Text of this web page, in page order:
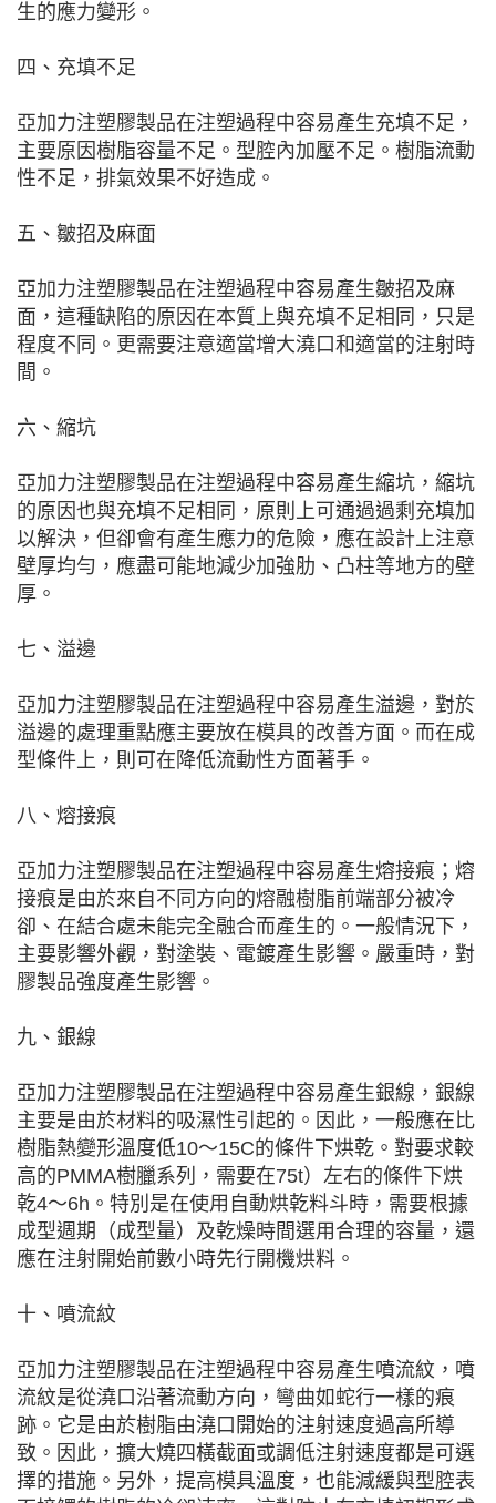
生的應力變形。
四、充填不足
亞加力注塑膠製品在注塑過程中容易產生充填不足，
主要原因樹脂容量不足。型腔內加壓不足。樹脂流動
性不足，排氣效果不好造成。
五、皺招及麻面
亞加力注塑膠製品在注塑過程中容易產生皺招及麻
面，這種缺陷的原因在本質上與充填不足相同，只是
程度不同。更需要注意適當增大澆口和適當的注射時
間。
六、縮坑
亞加力注塑膠製品在注塑過程中容易產生縮坑，縮坑
的原因也與充填不足相同，原則上可通過過剩充填加
以解決，但卻會有產生應力的危險，應在設計上注意
壁厚均勻，應盡可能地減少加強肋、凸柱等地方的壁
厚。
七、溢邊
亞加力注塑膠製品在注塑過程中容易產生溢邊，對於
溢邊的處理重點應主要放在模具的改善方面。而在成
型條件上，則可在降低流動性方面著手。
八、熔接痕
亞加力注塑膠製品在注塑過程中容易產生熔接痕；熔
接痕是由於來自不同方向的熔融樹脂前端部分被冷
卻、在結合處未能完全融合而產生的。一般情況下，
主要影響外觀，對塗裝、電鍍產生影響。嚴重時，對
膠製品強度產生影響。
九、銀線
亞加力注塑膠製品在注塑過程中容易產生銀線，銀線
主要是由於材料的吸濕性引起的。因此，一般應在比
樹脂熱變形溫度低10～15C的條件下烘乾。對要求較
高的PMMA樹臘系列，需要在75t）左右的條件下烘
乾4～6h。特別是在使用自動烘乾料斗時，需要根據
成型週期（成型量）及乾燥時間選用合理的容量，還
應在注射開始前數小時先行開機烘料。
十、噴流紋
亞加力注塑膠製品在注塑過程中容易產生噴流紋，噴
流紋是從澆口沿著流動方向，彎曲如蛇行一樣的痕
跡。它是由於樹脂由澆口開始的注射速度過高所導
致。因此，擴大燒四橫截面或調低注射速度都是可選
擇的措施。另外，提高模具溫度，也能減緩與型腔表